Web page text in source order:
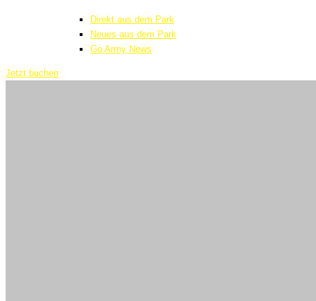
Direkt aus dem Park
Neues aus dem Park
Go Army News
Jetzt buchen